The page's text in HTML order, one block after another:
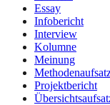
Essay
Infobericht
Interview
Kolumne
Meinung
Projektbericht